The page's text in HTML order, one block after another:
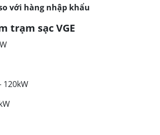
với hàng nhập khẩu
trạm sạc VGE
120kW